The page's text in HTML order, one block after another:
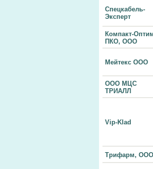
Спецкабель-
Эксперт
Компакт-
ПКО, ООО
Мейтекс ООО
ООО МЦС
ТРИАЛЛ
Vip-Klad
Трифарм, ООО